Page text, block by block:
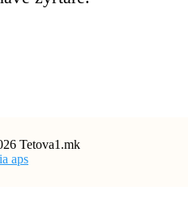
Tetova1.mk
aps